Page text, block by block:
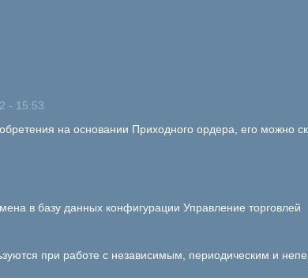
- 15:53
на основании Приходного ордера, его можно
в базу данных конфигурации Управление торговлей
при работе с независимым, периодическим и